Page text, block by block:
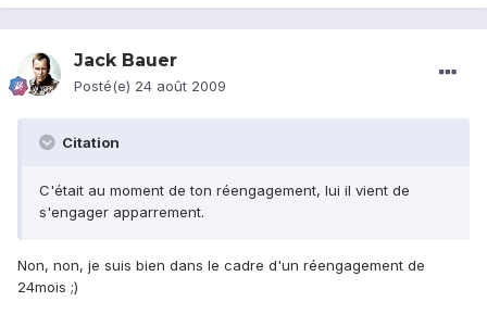
Jack Bauer
Posté(e) 24 août 2009
Citation
C'était au moment de ton réengagement, lui il vient de
s'engager apparrement.
Non, non, je suis bien dans le cadre d'un réengagement de
24mois ;)